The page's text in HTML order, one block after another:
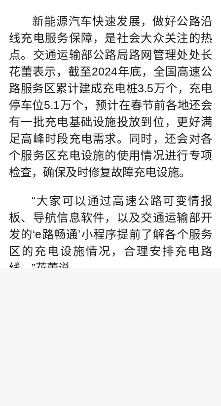
新能源汽车快速发展，做好公路沿
线充电服务保障，是社会大众关注的热
点。交通运输部公路局路网管理处处长
花蕾表示，截至2024年底，全国高速公
路服务区累计建成充电桩3.5万个，充电
停车位5.1万个，预计在春节前各地还会
有一批充电基础设施投放到位，更好满
足高峰时段充电需求。同时，还会对各
个服务区充电设施的使用情况进行专项
检查，确保及时修复故障充电设施。
“大家可以通过高速公路可变情报
板、导航信息软件，以及交通运输部开
发的‘e路畅通’小程序提前了解各个服务
区的充电设施情况，合理安排充电路
线。”花蕾说。